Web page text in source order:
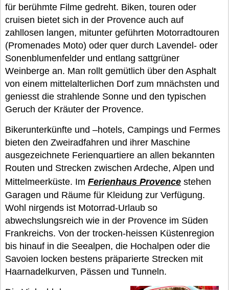
für berühmte Filme gedreht. Biken, touren oder
cruisen bietet sich in der Provence auch auf
zahllosen langen, mitunter geführten Motorradtouren
(Promenades Moto) oder quer durch Lavendel- oder
Sonenblumenfelder und entlang sattgrüner
Weinberge an. Man rollt gemütlich über den Asphalt
von einem mittelalterlichen Dorf zum mnächsten und
geniesst die strahlende Sonne und den typischen
Geruch der Kräuter der Provence.
Bikerunterkünfte und –hotels, Campings und Fermes
bieten den Zweiradfahren und ihrer Maschine
ausgezeichnete Ferienquartiere an allen bekannten
Routen und Strecken zwischen Ardeche, Alpen und
Mittelmeerküste. Im Ferienhaus Provence stehen
Garagen und Räume für Kleidung zur Verfügung.
Wohl nirgends ist Motorrad-Urlaub so
abwechslungsreich wie in der Provence im Süden
Frankreichs. Von der trocken-heissen Küstenregion
bis hinauf in die Seealpen, die Hochalpen oder die
Savoien locken bestens präparierte Strecken mit
Haarnadelkurven, Pässen und Tunneln.